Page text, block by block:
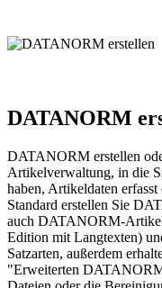
DATANORM
DATANORM erstellen
Artikelverwaltung, in die
haben, Artikeldaten
Standard erstellen Sie
auch DATANORM-
Edition mit Langtexten)
Satzarten, außerdem
"Erweiterten